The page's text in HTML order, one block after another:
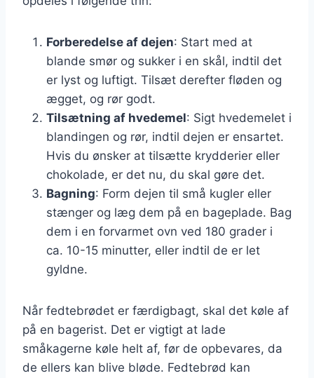
Forberedelse af dejen: Start med at
blande smør og sukker i en skål, indtil det
er lyst og luftigt. Tilsæt derefter fløden og
ægget, og rør godt.
Tilsætning af hvedemel: Sigt hvedemelet i
blandingen og rør, indtil dejen er ensartet.
Hvis du ønsker at tilsætte krydderier eller
chokolade, er det nu, du skal gøre det.
Bagning: Form dejen til små kugler eller
stænger og læg dem på en bageplade. Bag
dem i en forvarmet ovn ved 180 grader i
ca. 10-15 minutter, eller indtil de er let
gyldne.
Når fedtebrødet er færdigbagt, skal det køle af
på en bagerist. Det er vigtigt at lade
småkagerne køle helt af, før de opbevares, da
de ellers kan blive bløde. Fedtebrød kan